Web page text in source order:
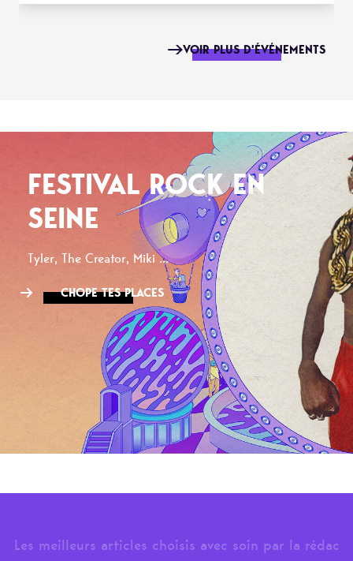
VOIR PLUS D'ÉVÉNEMENTS
FESTIVAL ROCK EN
SEINE
Tyler, The Creator, Miki ...
CHOPE TES PLACES
Les meilleurs articles choisis avec soin par la rédac